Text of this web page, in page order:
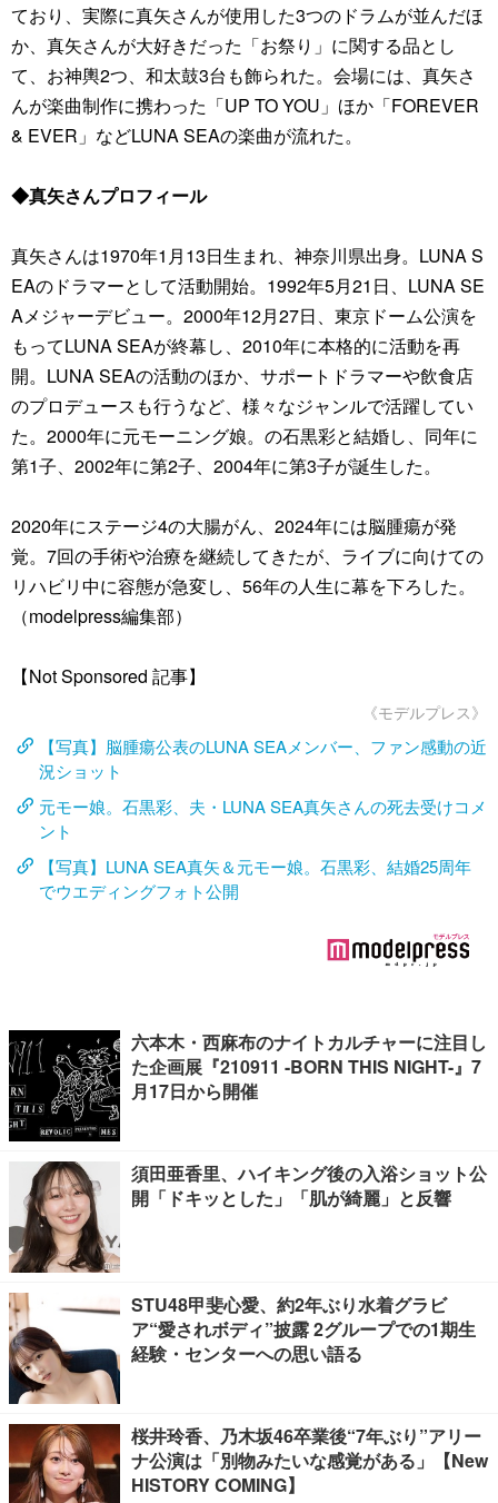
ており、実際に真矢さんが使用した3つのドラムが並んだほ
か、真矢さんが大好きだった「お祭り」に関する品とし
て、お神輿2つ、和太鼓3台も飾られた。会場には、真矢さ
んが楽曲制作に携わった「UP TO YOU」ほか「FOREVER
& EVER」などLUNA SEAの楽曲が流れた。
◆真矢さんプロフィール
真矢さんは1970年1月13日生まれ、神奈川県出身。LUNA S
EAのドラマーとして活動開始。1992年5月21日、LUNA SE
Aメジャーデビュー。2000年12月27日、東京ドーム公演を
もってLUNA SEAが終幕し、2010年に本格的に活動を再
開。LUNA SEAの活動のほか、サポートドラマーや飲食店
のプロデュースも行うなど、様々なジャンルで活躍してい
た。2000年に元モーニング娘。の石黒彩と結婚し、同年に
第1子、2002年に第2子、2004年に第3子が誕生した。
2020年にステージ4の大腸がん、2024年には脳腫瘍が発
覚。7回の手術や治療を継続してきたが、ライブに向けての
リハビリ中に容態が急変し、56年の人生に幕を下ろした。
（modelpress編集部）
【Not Sponsored 記事】
《モデルプレス》
【写真】脳腫瘍公表のLUNA SEAメンバー、ファン感動の近
況ショット
元モー娘。石黒彩、夫・LUNA SEA真矢さんの死去受けコメ
ント
【写真】LUNA SEA真矢＆元モー娘。石黒彩、結婚25周年
でウエディングフォト公開
六本木・西麻布のナイトカルチャーに注目し
た企画展『210911 -BORN THIS NIGHT-』7
月17日から開催
須田亜香里、ハイキング後の入浴ショット公
開「ドキッとした」「肌が綺麗」と反響
STU48甲斐心愛、約2年ぶり水着グラビ
ア“愛されボディ”披露 2グループでの1期生
経験・センターへの思い語る
桜井玲香、乃木坂46卒業後“7年ぶり”アリー
ナ公演は「別物みたいな感覚がある」【New
HISTORY COMING】